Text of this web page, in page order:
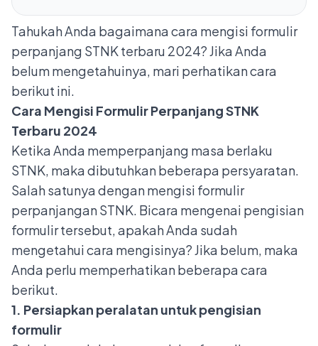
Tahukah Anda bagaimana cara mengisi formulir
perpanjang STNK terbaru 2024? Jika Anda
belum mengetahuinya, mari perhatikan cara
berikut ini.
Cara Mengisi Formulir Perpanjang STNK
Terbaru 2024
Ketika Anda memperpanjang masa berlaku
STNK, maka dibutuhkan beberapa persyaratan.
Salah satunya dengan mengisi formulir
perpanjangan STNK. Bicara mengenai pengisian
formulir tersebut, apakah Anda sudah
mengetahui cara mengisinya? Jika belum, maka
Anda perlu memperhatikan beberapa cara
berikut.
1. Persiapkan peralatan untuk pengisian
formulir